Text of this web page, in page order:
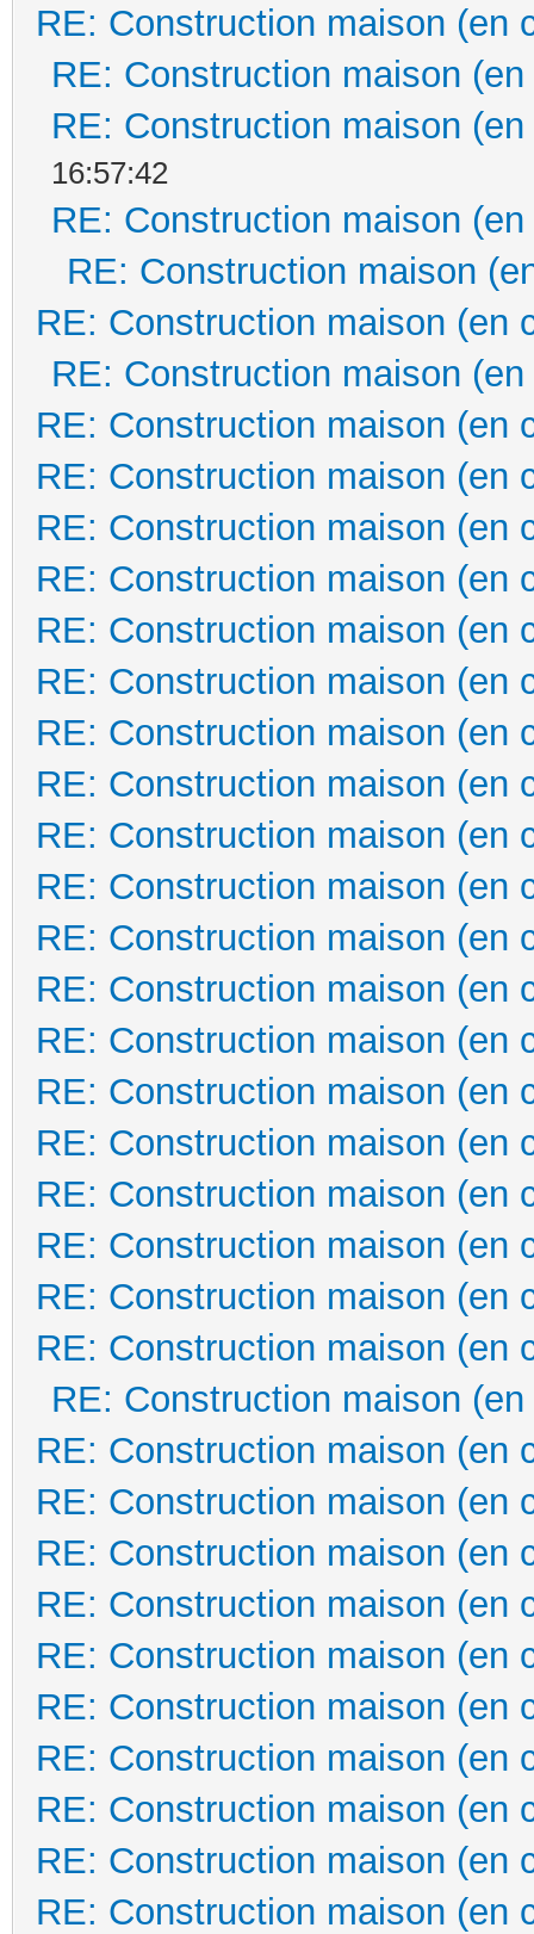
RE: Construction maison (en
RE: Construction maison
RE: Construction maison
16:57:42
RE: Construction maison
RE: Construction maison
RE: Construction maison (en
RE: Construction maison
RE: Construction maison (en
RE: Construction maison (en
RE: Construction maison (en
RE: Construction maison (en
RE: Construction maison (en
RE: Construction maison (en
RE: Construction maison (en
RE: Construction maison (en
RE: Construction maison (en
RE: Construction maison (en
RE: Construction maison (en
RE: Construction maison (en
RE: Construction maison (en
RE: Construction maison (en
RE: Construction maison (en
RE: Construction maison (en
RE: Construction maison (en
RE: Construction maison (en
RE: Construction maison (en
RE: Construction maison
RE: Construction maison (en
RE: Construction maison (en
RE: Construction maison (en
RE: Construction maison (en
RE: Construction maison (en
RE: Construction maison (en
RE: Construction maison (en
RE: Construction maison (en
RE: Construction maison (en
RE: Construction maison (en